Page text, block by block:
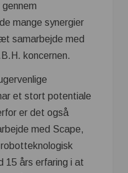
mange synergier
samarbejde med
koncernen.
et stort potentiale
er det også
med Scape,
15 års erfaring i at